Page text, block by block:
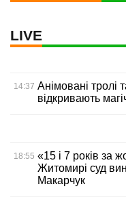
LIVE
14:37 Анімовані тролі
відкривають
18:55 «15 і 7 років за
Житомирі суд
Макарчук